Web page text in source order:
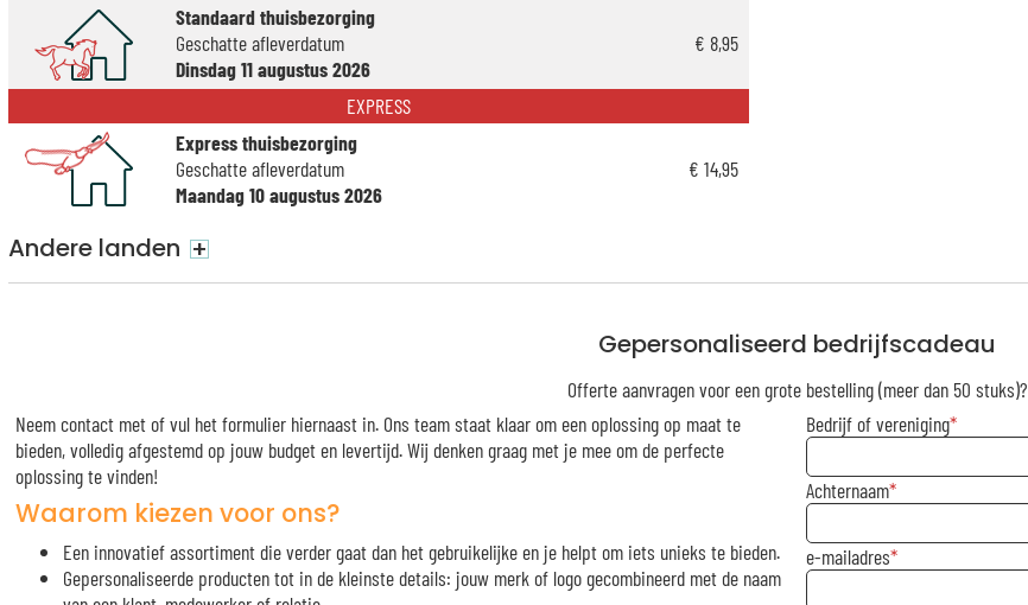
Standaard thuisbezorging
Geschatte afleverdatum
Dinsdag 11 augustus 2026
€ 8,95
EXPRESS
Express thuisbezorging
Geschatte afleverdatum
Maandag 10 augustus 2026
€ 14,95
Andere landen +
Gepersonaliseerd bedrijfscadeau
Offerte aanvragen voor een grote bestelling (meer dan 50 stuks)?
Neem contact met of vul het formulier hiernaast in. Ons team staat klaar om een oplossing op maat te
bieden, volledig afgestemd op jouw budget en levertijd. Wij denken graag met je mee om de perfecte
oplossing te vinden!
Waarom kiezen voor ons?
Een innovatief assortiment die verder gaat dan het gebruikelijke en je helpt om iets unieks te bieden.
Gepersonaliseerde producten tot in de kleinste details: jouw merk of logo gecombineerd met de naam
Bedrijf of vereniging
Achternaam
e-mailadres